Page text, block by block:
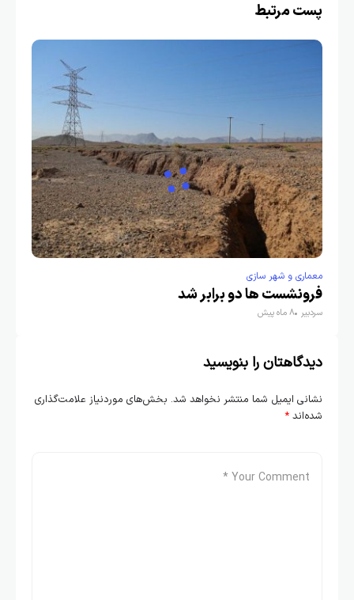
پست مرتبط
معماری و شهر سازی
فرونشست ها دو برابر شد
سردبیر 8 ماه پیش
دیدگاهتان را بنویسید
نشانی ایمیل شما منتشر نخواهد شد. بخش‌های موردنیاز علامت‌گذاری
شده‌اند *